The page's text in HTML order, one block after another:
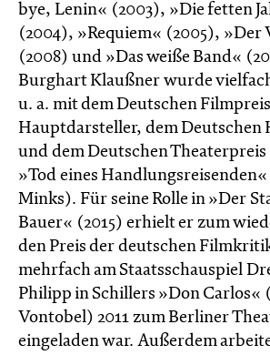
bye, Lenin« (2003), »Die fetten
(2004), »Requiem« (2005), »Der
(2008) und »Das weiße Band«
Burghart Klaußner wurde
u. a. mit dem Deutschen
Hauptdarsteller, dem Deutschen
und dem Deutschen
»Tod eines
Minks). Für seine Rolle in »Der
Bauer« (2015) erhielt er zum
den Preis der deutschen
mehrfach am Staatsschauspiel
Philipp in Schillers »Don Carlos«
Vontobel) 2011 zum Berliner
eingeladen war. Außerdem